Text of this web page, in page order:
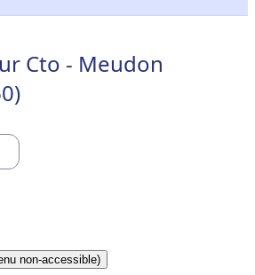
Cto - Meudon
non-accessible)